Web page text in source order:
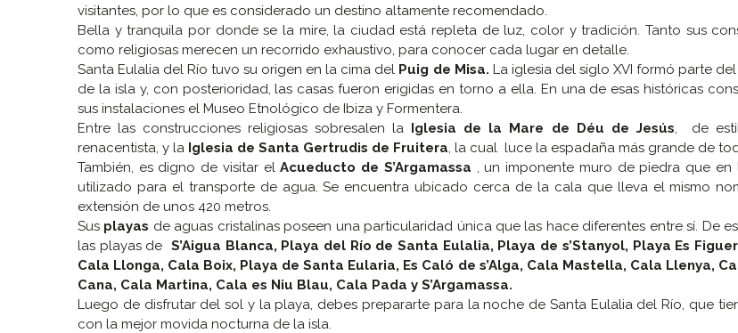
visitantes, por lo que es considerado un destino altamente recomendado.
Bella y tranquila por donde se la mire, la ciudad está repleta de luz, color y tradición. Tanto sus
como religiosas merecen un recorrido exhaustivo, para conocer cada lugar en detalle.
Santa Eulalia del Río tuvo su origen en la cima del Puig de Misa. La iglesia del siglo XVI formó parte
de la isla y, con posterioridad, las casas fueron erigidas en torno a ella. En una de esas históricas
sus instalaciones el Museo Etnológico de Ibiza y Formentera.
Entre las construcciones religiosas sobresalen la Iglesia de la Mare de Déu de Jesús, de
renacentista, y la Iglesia de Santa Gertrudis de Fruitera, la cual luce la espadaña más grande de
También, es digno de visitar elAcueducto de S’Argamassa , un imponente muro de piedra que
utilizado para el transporte de agua. Se encuentra ubicado cerca de la cala que lleva el mismo
extensión de unos 420 metros.
Sus playas de aguas cristalinas poseen una particularidad única que las hace diferentes entre sí. De
las playas de S’Aigua Blanca, Playa del Río de Santa Eulalia, Playa de s’Stanyol, Playa Es
Cala Llonga, Cala Boix, Playa de Santa Eularia, Es Caló de s’Alga, Cala Mastella, Cala Llenya,
Cana, Cala Martina, Cala es Niu Blau, Cala Pada y S’Argamassa.
Luego de disfrutar del sol y la playa, debes prepararte para la noche de Santa Eulalia del Río, que
con la mejor movida nocturna de la isla.